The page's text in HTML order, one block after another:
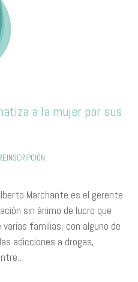
a la mujer por sus
,
Marchante es el gerente
sin ánimo de lucro que
familias, con alguno de
adicciones a drogas,